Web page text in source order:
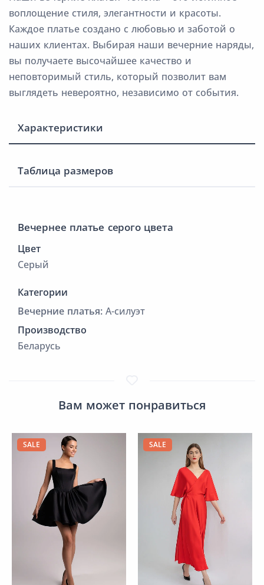
воплощение стиля, элегантности и красоты.
Каждое платье создано с любовью и заботой о
наших клиентах. Выбирая наши вечерние наряды,
вы получаете высочайшее качество и
неповторимый стиль, который позволит вам
выглядеть невероятно, независимо от события.
Характеристики
Таблица размеров
Вечернее платье серого цвета
Цвет
Серый
Категории
Вечерние платья: А-силуэт
Производство
Беларусь
Вам может понравиться
SALE SALE